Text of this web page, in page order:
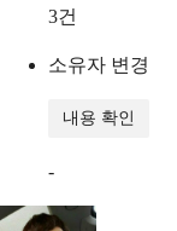
3건
소유자 변경
내용 확인
-